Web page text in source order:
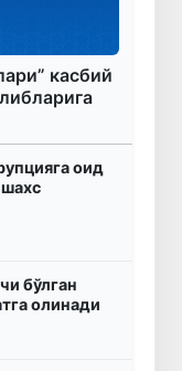
касбий
оид
бўлган
олинади